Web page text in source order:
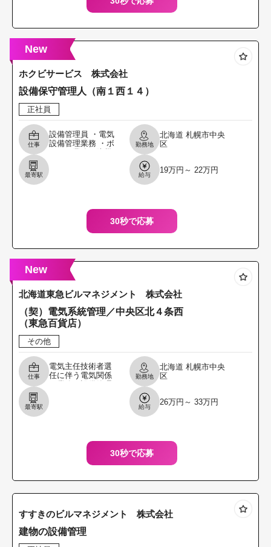
New
ホクビサービス 株式会社
設備保守管理人（南１西１４）
正社員
仕事
設備管理員 ・電気
設備管理業務 ・ボ
勤務地
北海道 札幌市中央
区
最寄駅 給与
19万円～ 22万円
30秒で応募
New
北海道東急ビルマネジメント 株式会社
（契）電気系統管理／中央区北４条西
（東急百貨店）
その他
仕事
電気主任技術者選
任に伴う電気関係
勤務地
北海道 札幌市中央
区
最寄駅 給与
26万円～ 33万円
30秒で応募
すすきのビルマネジメント 株式会社
建物の設備管理